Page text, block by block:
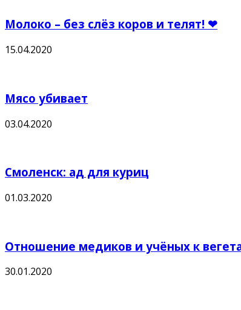
Молоко – без слёз коров и телят! ❤
15.04.2020
Мясо убивает
03.04.2020
Смоленск: ад для куриц
01.03.2020
Отношение медиков и учёных к
30.01.2020